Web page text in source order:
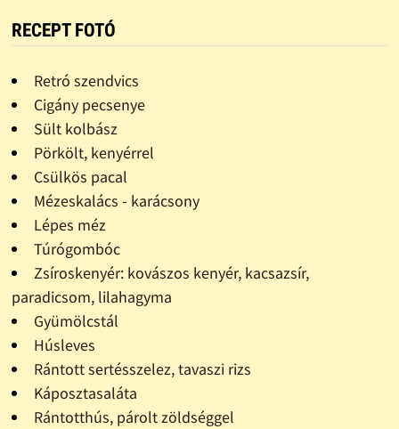
RECEPT FOTÓ
Retró szendvics
Cigány pecsenye
Sült kolbász
Pörkölt, kenyérrel
Csülkös pacal
Mézeskalács - karácsony
Lépes méz
Túrógombóc
Zsíroskenyér: kovászos kenyér, kacsazsír,
paradicsom, lilahagyma
Gyümölcstál
Húsleves
Rántott sertésszelez, tavaszi rizs
Káposztasaláta
Rántotthús, párolt zöldséggel